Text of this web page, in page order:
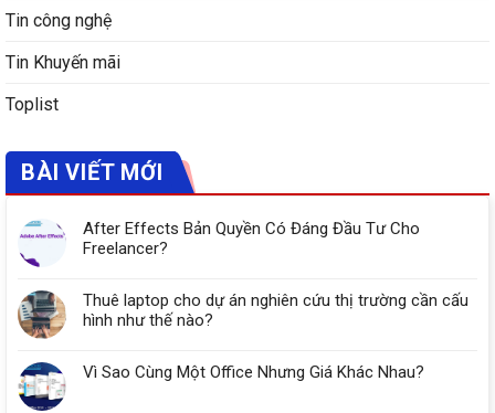
Tin công nghệ
Tin Khuyến mãi
Toplist
BÀI VIẾT MỚI
After Effects Bản Quyền Có Đáng Đầu Tư Cho
Freelancer?
Thuê laptop cho dự án nghiên cứu thị trường cần cấu
hình như thế nào?
Vì Sao Cùng Một Office Nhưng Giá Khác Nhau?